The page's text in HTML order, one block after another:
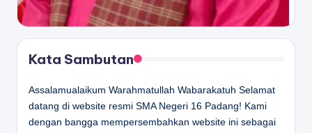
Kata Sambutan
Assalamualaikum Warahmatullah Wabarakatuh Selamat
datang di website resmi SMA Negeri 16 Padang! Kami
dengan bangga mempersembahkan website ini sebagai